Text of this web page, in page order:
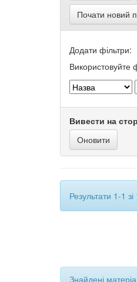
Почати новий
Додати фільтри:
Використовуйте
Вивести на
Результати 1-1
Знайдені